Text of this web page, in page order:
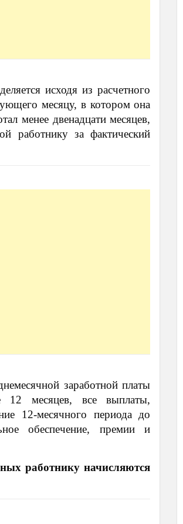
исходя из расчетного
месяцу, в котором она
менее двенадцати месяцев,
работнику за фактический
заработной платы
12 месяцев, все выплаты,
12-месячного периода до
обеспечение, премии и
работнику начисляются